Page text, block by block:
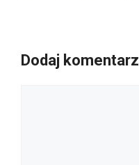
Dodaj komentarz